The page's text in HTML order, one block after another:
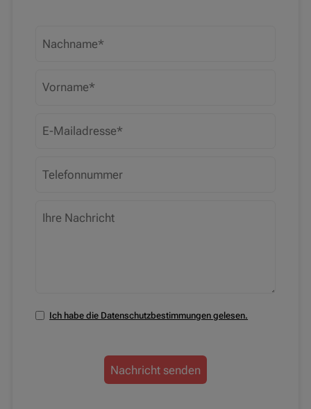
Ich habe die Datenschutzbestimmungen gelesen.
Nachricht senden